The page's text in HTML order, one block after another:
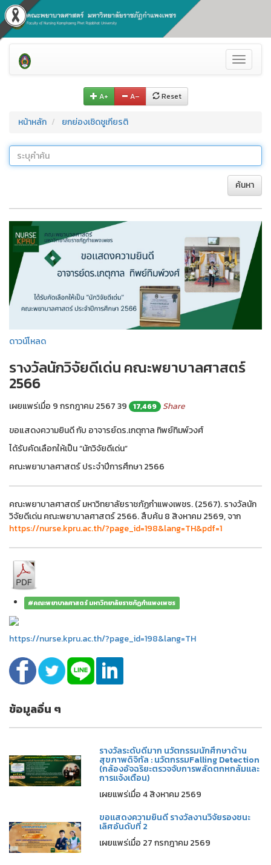
Toggle
A+ A– Reset
หน้าหลัก ยกย่องเชิดชูเกียรติ
ค้นหา
ดาวน์โหลด
รางวัลนักวิจัยดีเด่น คณะพยาบาลศาสตร์
2566
เผยแพร่เมื่อ 9 กรกฎาคม 256739 17,469
Share
ขอแสดงความยินดี กับ อาจารย์ดร.เกตุกาล ทิพย์ทิมพ์วงศ์
ได้รับคัดเลือกให้เป็น “นักวิจัยดีเด่น”
คณะพยาบาลศาสตร์ ประจำปีการศึกษา 2566
คณะพยาบาลศาสตร์ มหาวิทยาลัยราชภัฏกำแพงเพชร. (2567). รางวัลนัก
วิจัยดีเด่น คณะพยาบาลศาสตร์ 2566. สืบค้น 8 สิงหาคม 2569, จาก
https://nurse.kpru.ac.th/?page_id=198&lang=TH&pdf=1
#คณะพยาบาลศาสตร์ มหาวิทยาลัยราชภัฏกำแพงเพชร
https://nurse.kpru.ac.th/?page_id=198&lang=TH
ข้อมูลอื่น ๆ
รางวัลระดับดีมาก นวัตกรรมนักศึกษาด้าน
สุขภาพดิจิทัล : นวัตกรรมFalling Detection
(กล้องอัจฉริยะตรวจจับการพลัดตกหกล้มและ
การแจ้งเตือน)
เผยแพร่เมื่อ 4 สิงหาคม 2569
ขอแสดงความยินดี รางวัลงานวิจัยรองชนะ
เลิศอันดับที่ 2
เผยแพร่เมื่อ 27 กรกฎาคม 2569